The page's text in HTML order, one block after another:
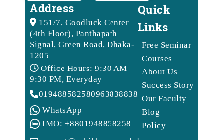
Address
151/7, Goodluck Center
(4th Floor), Panthapath
Signal, Green Road, Dhaka-
1205
Office Hours: 9:30 AM –
9:30 PM, Everyday
0194885825809638388388
WhatsApp
IMO: +8801948858258
Quick
Links
Free Seminar
Courses
About Us
Success Story
Our Faculty
Blog
Policy